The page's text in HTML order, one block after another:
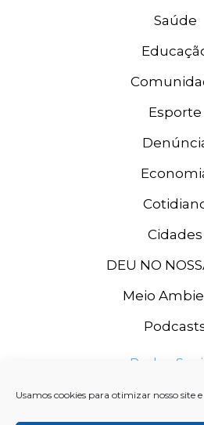
Usamos cookies para otimizar nosso site e
Saúde
Esporte
Cidades
DEU NO
Meio
Redes